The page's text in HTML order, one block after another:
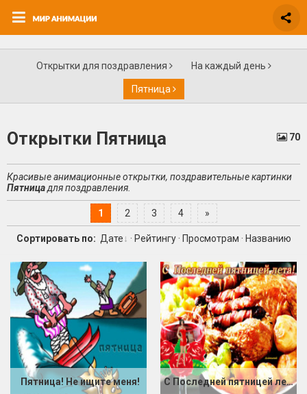
Открытки для поздравления На каждый день
Пятница
Открытки Пятница 70
Красивые анимационные открытки, поздравительные картинки
Пятницадля поздравления.
1 2 3 4 »
Сортировать по: Дате · Рейтингу· Просмотрам · Названию
Пятница! Не ищите меня! С Последней пятницей лета